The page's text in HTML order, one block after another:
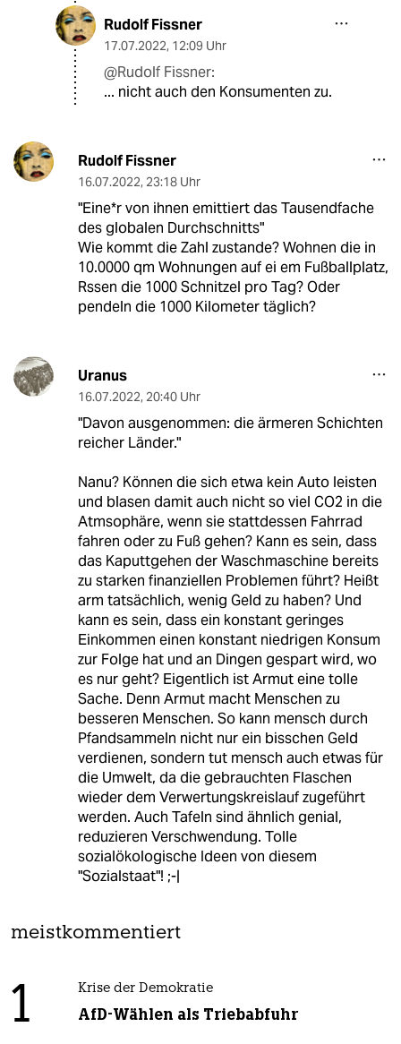
Rudolf Fissner
17.07.2022, 12:09 Uhr
@Rudolf Fissner:
... nicht auch den Konsumenten zu.
Rudolf Fissner
16.07.2022, 23:18 Uhr
"Ei­ne*r von ihnen emittiert das Tausendfache
des globalen Durchschnitts"
Wie kommt die Zahl zustande? Wohnen die in
10.0000 qm Wohnungen auf ei em Fußballplatz,
Rssen die 1000 Schnitzel pro Tag? Oder
pendeln die 1000 Kilometer täglich?
Uranus
16.07.2022, 20:40 Uhr
"Davon ausgenommen: die ärmeren Schichten
reicher Länder."
Nanu? Können die sich etwa kein Auto leisten
und blasen damit auch nicht so viel CO2 in die
Atmsophäre, wenn sie stattdessen Fahrrad
fahren oder zu Fuß gehen? Kann es sein, dass
das Kaputtgehen der Waschmaschine bereits
zu starken finanziellen Problemen führt? Heißt
arm tatsächlich, wenig Geld zu haben? Und
kann es sein, dass ein konstant geringes
Einkommen einen konstant niedrigen Konsum
zur Folge hat und an Dingen gespart wird, wo
es nur geht? Eigentlich ist Armut eine tolle
Sache. Denn Armut macht Menschen zu
besseren Menschen. So kann mensch durch
Pfandsammeln nicht nur ein bisschen Geld
verdienen, sondern tut mensch auch etwas für
die Umwelt, da die gebrauchten Flaschen
wieder dem Verwertungskreislauf zugeführt
werden. Auch Tafeln sind ähnlich genial,
reduzieren Verschwendung. Tolle
sozialökologische Ideen von diesem
"Sozialstaat"! ;-|
meistkommentiert
1 Krise der Demokratie
AfD-Wählen als Triebabfuhr